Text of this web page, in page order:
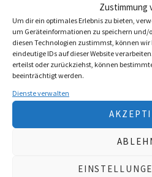
Zustimmung
Um dir ein optimales Erlebnis zu bieten,
um Geräteinformationen zu speichern und/
diesen Technologien zustimmst, können
eindeutige IDs auf dieser Website
erteilst oder zurückziehst, können
beeinträchtigt werden.
Dienste verwalten
Neueste
Die Landy-Retter
Myxomatose beim Feldhasen
Reaktion der Murmel auf